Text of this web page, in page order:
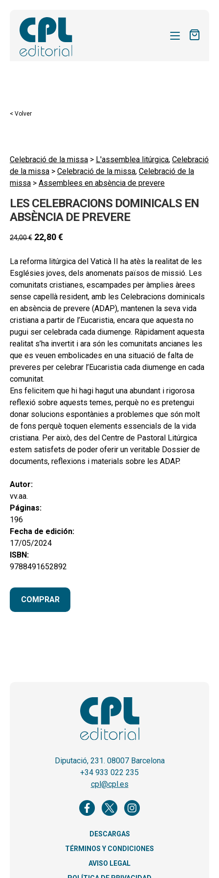
REVISTAS
el
menú
ACTUALIDAD
hijo
BLOG
el
CONTACTO
CAT
ESP
< Volver
Celebració de la missa > L'assemblea litúrgica, Celebració
de la missa > Celebració de la missa, Celebració de la
missa > Assemblees en absència de prevere
LES CELEBRACIONS DOMINICALS EN
ABSÈNCIA DE PREVERE
24,00€ 22,80€
La reforma litúrgica del Vaticà II ha atès la realitat de les
Esglésies joves, dels anomenats països de missió. Les
comunitats cristianes, escampades per àmplies àrees
sense capellà resident, amb les Celebracions dominicals
en absència de prevere (ADAP), mantenen la seva vida
cristiana a partir de l’Eucaristia, encara que aquesta no
pugui ser celebrada cada diumenge. Ràpidament aquesta
realitat s’ha invertit i ara són les comunitats ancianes les
que es veuen embolicades en una situació de falta de
preveres per celebrar l’Eucaristia cada diumenge en cada
comunitat.
Ens felicitem que hi hagi hagut una abundant i rigorosa
reflexió sobre aquests temes, perquè no es pretengui
donar solucions espontànies a problemes que són molt
de fons perquè toquen elements essencials de la vida
cristiana. Per això, des del Centre de Pastoral Litúrgica
estem satisfets de poder oferir un veritable Dossier de
documents, reflexions i materials sobre les ADAP.
Autor:
vv.aa.
Páginas:
196
Fecha de edición:
17/05/2024
ISBN:
9788491652892
COMPRAR
Diputació, 231. 08007 Barcelona
+34 933 022 235
cpl@cpl.es
DESCARGAS
TÉRMINOS Y CONDICIONES
AVISO LEGAL